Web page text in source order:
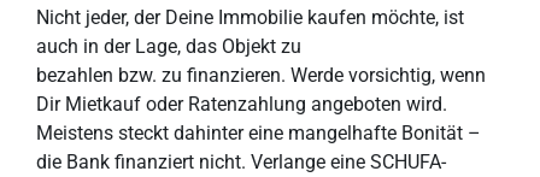
Nicht jeder, der Deine Immobilie kaufen möchte, ist
auch in der Lage, das Objekt zu
bezahlen bzw. zu finanzieren. Werde vorsichtig, wenn
DirMietkauf oder Ratenzahlung angeboten wird.
Meistens steckt dahinter eine mangelhafte Bonität –
die Bank finanziert nicht. Verlange eine SCHUFA-